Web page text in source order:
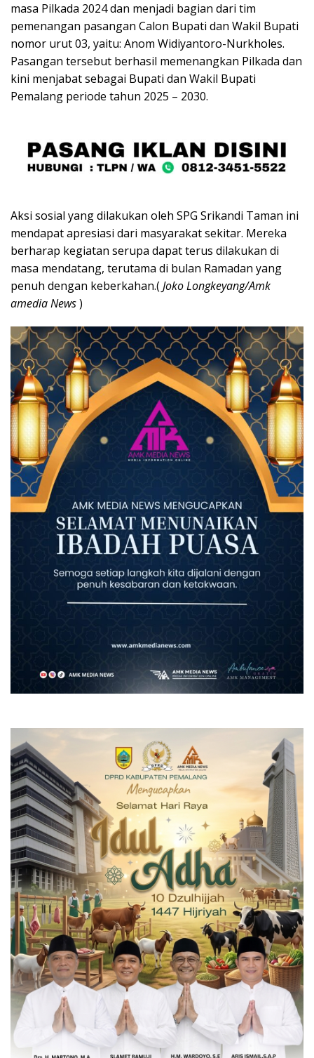
masa Pilkada 2024 dan menjadi bagian dari tim
pemenangan pasangan Calon Bupati dan Wakil Bupati
nomor urut 03, yaitu: Anom Widiyantoro-Nurkholes.
Pasangan tersebut berhasil memenangkan Pilkada dan
kini menjabat sebagai Bupati dan Wakil Bupati
Pemalang periode tahun 2025 – 2030.
Aksi sosial yang dilakukan oleh SPG Srikandi Taman ini
mendapat apresiasi dari masyarakat sekitar. Mereka
berharap kegiatan serupa dapat terus dilakukan di
masa mendatang, terutama di bulan Ramadan yang
penuh dengan keberkahan.(Joko Longkeyang/Amk
amedia News)